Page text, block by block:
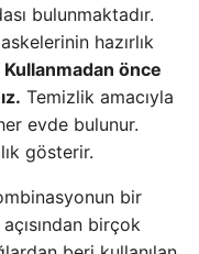
bulunmaktadır.
hazırlık
Kullanmadan önce
Temizlik amacıyla
evde bulunur.
gösterir.
bir
birçok